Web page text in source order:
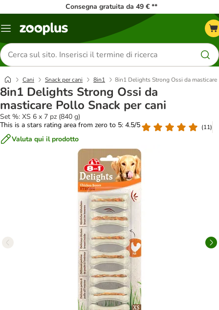
Consegna gratuita da 49 € **
Overview
Cerca
prodotti
Cani Snack per cani 8in1 8in1 Delights Strong Ossi da
8in1 Delights Strong Ossi da
masticare Pollo Snack per cani
Set %: XS 6 x 7 pz (840 g)
This is a stars rating area from zero to 5: 4.5/5
(11)
Valuta qui il prodotto